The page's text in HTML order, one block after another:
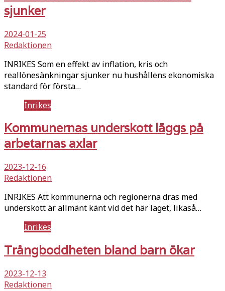
sjunker
2024-01-25
Redaktionen
INRIKES Som en effekt av inflation, kris och
reallönesänkningar sjunker nu hushållens ekonomiska
standard för första…
Inrikes
Kommunernas underskott läggs på
arbetarnas axlar
2023-12-16
Redaktionen
INRIKES Att kommunerna och regionerna dras med
underskott är allmänt känt vid det här laget, likaså…
Inrikes
Trångboddheten bland barn ökar
2023-12-13
Redaktionen